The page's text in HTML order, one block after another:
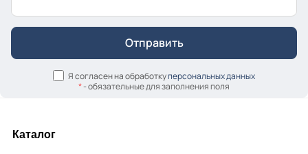
Я согласен на обработкуперсональных данных
*- обязательные для заполнения поля
Каталог